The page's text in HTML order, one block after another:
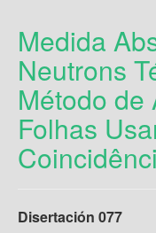
Medida
Neutrons
Método de
Folhas
Disertación 077